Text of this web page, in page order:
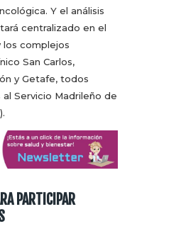
Y el análisis
centralizado en el
los complejos
San Carlos,
y Getafe, todos
Servicio Madrileño de
PARTICIPAR